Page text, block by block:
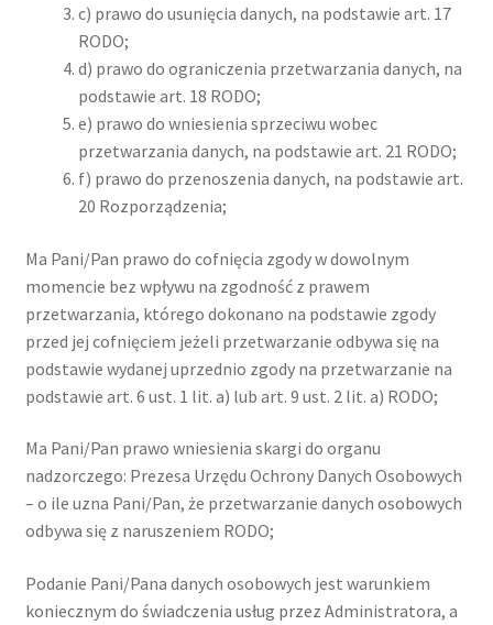
c) prawo do usunięcia danych, na podstawie art. 17
RODO;
d) prawo do ograniczenia przetwarzania danych, na
podstawie art. 18 RODO;
e) prawo do wniesienia sprzeciwu wobec
przetwarzania danych, na podstawie art. 21 RODO;
f) prawo do przenoszenia danych, na podstawie art.
20 Rozporządzenia;
Ma Pani/Pan prawo do cofnięcia zgody w dowolnym
momencie bez wpływu na zgodność z prawem
przetwarzania, którego dokonano na podstawie zgody
przed jej cofnięciem jeżeli przetwarzanie odbywa się na
podstawie wydanej uprzednio zgody na przetwarzanie na
podstawie art. 6 ust. 1 lit. a) lub art. 9 ust. 2 lit. a) RODO;
Ma Pani/Pan prawo wniesienia skargi do organu
nadzorczego: Prezesa Urzędu Ochrony Danych Osobowych
– o ile uzna Pani/Pan, że przetwarzanie danych osobowych
odbywa się z naruszeniem RODO;
Podanie Pani/Pana danych osobowych jest warunkiem
koniecznym do świadczenia usług przez Administratora, a